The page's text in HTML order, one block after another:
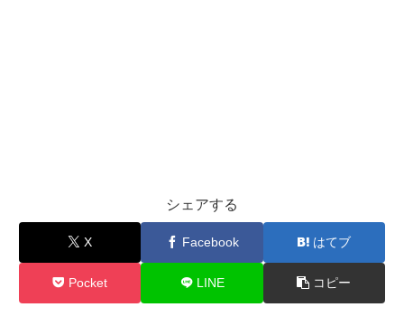
シェアする
X Facebook はてブ
Pocket LINE コピー